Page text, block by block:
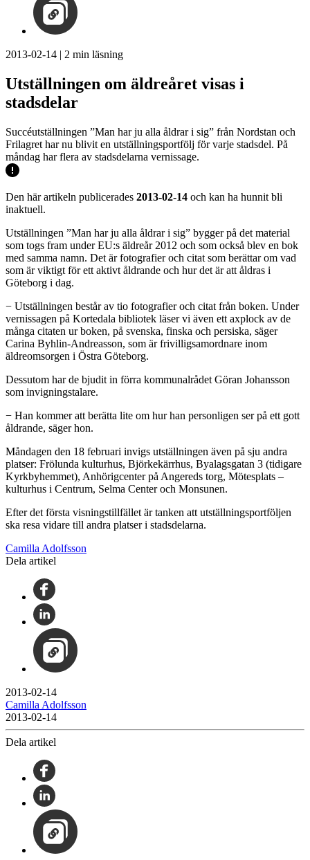
2013-02-14 | 2 min läsning
Utställningen om äldreåret visas i
stadsdelar
Succéutställningen ”Man har ju alla åldrar i sig” från Nordstan och
Frilagret har nu blivit en utställningsportfölj för varje stadsdel. På
måndag har flera av stadsdelarna vernissage.
Den här artikeln publicerades 2013-02-14 och kan ha hunnit bli
inaktuell.
Utställningen ”Man har ju alla åldrar i sig” bygger på det material
som togs fram under EU:s äldreår 2012 och som också blev en bok
med samma namn. Det är fotografier och citat som berättar om vad
som är viktigt för ett aktivt åldrande och hur det är att åldras i
Göteborg i dag.
− Utställningen består av tio fotografier och citat från boken. Under
vernissagen på Kortedala bibliotek läser vi även ett axplock av de
många citaten ur boken, på svenska, finska och persiska, säger
Carina Byhlin-Andreasson, som är frivilligsamordnare inom
äldreomsorgen i Östra Göteborg.
Dessutom har de bjudit in förra kommunalrådet Göran Johansson
som invigningstalare.
− Han kommer att berätta lite om hur han personligen ser på ett gott
åldrande, säger hon.
Måndagen den 18 februari invigs utställningen även på sju andra
platser: Frölunda kulturhus, Björkekärrhus, Byalagsgatan 3 (tidigare
Kyrkbyhemmet), Anhörigcenter på Angereds torg, Mötesplats –
kulturhus i Centrum, Selma Center och Monsunen.
Efter det första visningstillfället är tanken att utställningsportföljen
ska resa vidare till andra platser i stadsdelarna.
Camilla Adolfsson
Dela artikel
2013-02-14
Camilla Adolfsson
2013-02-14
Dela artikel